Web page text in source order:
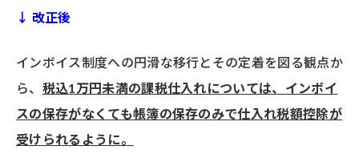
↓ 改正後
インボイス制度への円滑な移行とその定着を図る観点か
ら、 税込1万円未満の課税仕入れについては、インボイ
スの保存がなくても帳簿の保存のみで仕入れ税額控除が
受けられるように。